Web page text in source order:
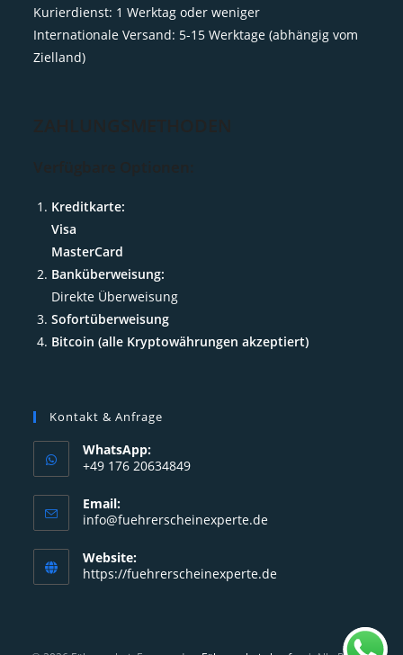
Kurierdienst: 1 Werktag oder weniger
Internationale Versand: 5-15 Werktage (abhängig vom
Zielland)
Kreditkarte:
Visa
MasterCard
Banküberweisung:
Direkte Überweisung
Sofortüberweisung
Bitcoin (alle Kryptowährungen akzeptiert)
Kontakt & Anfrage
WhatsApp:
+49 176 20634849
in
your
application
Email:
info@fuehrerscheinexperte.deOpens
application
Website:
https://fuehrerscheinexperte.de